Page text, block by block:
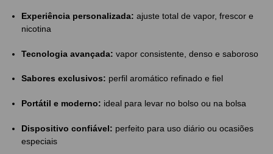
Experiência personalizada: ajuste total de vapor, frescor e
nicotina
Tecnologia avançada: vapor consistente, denso e saboroso
Sabores exclusivos: perfil aromático refinado e fiel
Portátil e moderno: ideal para levar no bolso ou na bolsa
Dispositivo confiável: perfeito para uso diário ou ocasiões
especiais